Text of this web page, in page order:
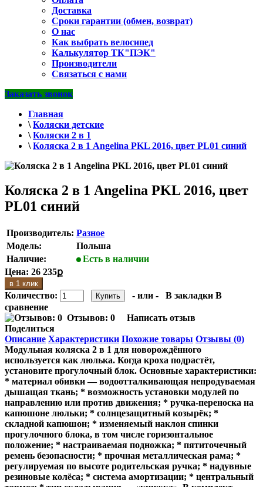
Доставка
Сроки гарантии (обмен, возврат)
О нас
Как выбрать велосипед
Калькулятор ТК"ПЭК"
Производители
Связаться с нами
Заказать звонок
Главная
\Коляски детские
\Коляски 2 в 1
\Коляска 2 в 1 Angelina PKL 2016, цвет PL01 синий
Коляска 2 в 1 Angelina PKL 2016, цвет
PL01 синий
Производитель: Разное
Модель:
Польша
Наличие:
Есть в наличии
Цена: 26 235ք
в 1 клик
Количество: - или - В закладки В
сравнение
Отзывов: 0
Написать отзыв
Поделиться
Описание Характеристики Похожие товары Отзывы (0)
Модульная коляска 2 в 1 для новорождённого
используется как люлька. Когда кроха подрастёт,
установите прогулочный блок. Основные характеристики:
* материал обивки — водоотталкивающая непродуваемая
дышащая ткань; * возможность установки модулей по
направлению или против движения; * ручка-переноска на
капюшоне люльки; * солнцезащитный козырёк; *
складной капюшон; * изменяемый наклон спинки
прогулочного блока, в том числе горизонтальное
положение; * настраиваемая подножка; * пятиточечный
ремень безопасности; * прочная металлическая рама; *
регулируемая по высоте родительская ручка; * надувные
резиновые колёса; * система амортизации; * центральный